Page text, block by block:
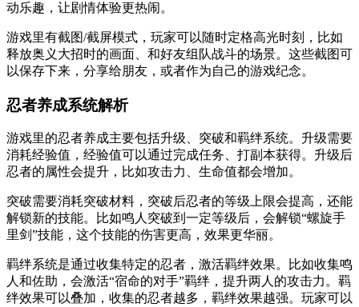
动乐趣，让剧情体验更热闹。
游戏里有截图/截屏模式，玩家可以随时定格高光时刻，比如
释放奥义大招时的画面、和好友组队战斗的场景。这些截图可
以保存下来，分享给朋友，或者作为自己的游戏纪念。
忍者养成系统解析
游戏里的忍者养成主要包括升级、突破和羁绊系统。升级需要
消耗经验值，经验值可以通过完成任务、打副本获得。升级后
忍者的属性会提升，比如攻击力、生命值都会增加。
突破需要消耗突破材料，突破后忍者的等级上限会提高，还能
解锁新的技能。比如鸣人突破到一定等级后，会解锁“螺旋手
里剑”技能，这个技能的伤害更高，效果更华丽。
羁绊系统是通过收集特定的忍者，激活羁绊效果。比如收集鸣
人和佐助，会激活“宿命的对手”羁绊，提升两人的攻击力。羁
绊效果可以叠加，收集的忍者越多，羁绊效果越强。玩家可以